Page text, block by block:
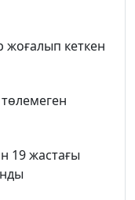
кеткен
19 жастағы